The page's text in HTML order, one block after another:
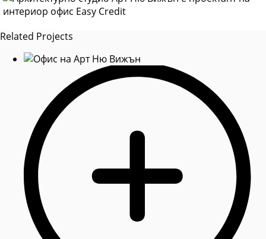
Related Projects